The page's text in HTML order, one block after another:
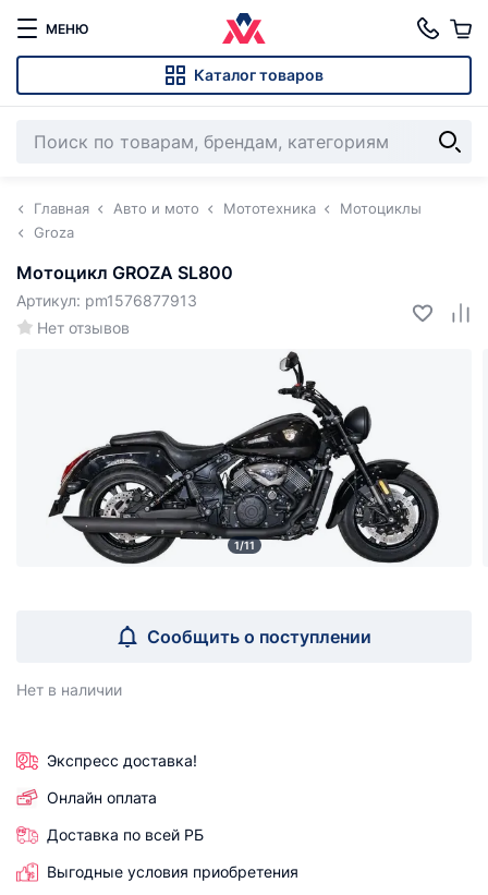
МЕНЮ
Каталог товаров
Главная Авто и мото Мототехника
Мотоциклы
Groza
Мотоцикл GROZA SL800
Нет отзывов
Артикул: pm1576877913
1/11
Сообщить о поступлении
Нет в наличии
Экспресс доставка!
Онлайн оплата
Доставка по всей РБ
Выгодные условия приобретения